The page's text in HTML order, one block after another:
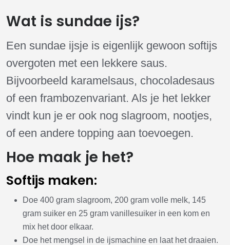
Wat is sundae ijs?
Een sundae ijsje is eigenlijk gewoon softijs
overgoten met een lekkere saus.
Bijvoorbeeld karamelsaus, chocoladesaus
of een frambozenvariant. Als je het lekker
vindt kun je er ook nog slagroom, nootjes,
of een andere topping aan toevoegen.
Hoe maak je het?
Softijs maken:
Doe 400 gram slagroom, 200 gram volle melk, 145
gram suiker en 25 gram vanillesuiker in een kom en
mix het door elkaar.
Doe het mengsel in de ijsmachine en laat het draaien.